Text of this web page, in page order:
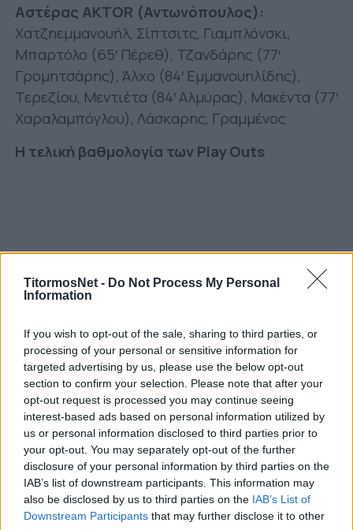
TitormosNet - Do Not Process My Personal
Information
If you wish to opt-out of the sale, sharing to third parties, or
processing of your personal or sensitive information for
targeted advertising by us, please use the below opt-out
section to confirm your selection. Please note that after your
opt-out request is processed you may continue seeing
interest-based ads based on personal information utilized by
us or personal information disclosed to third parties prior to
your opt-out. You may separately opt-out of the further
disclosure of your personal information by third parties on the
IAB’s list of downstream participants. This information may
also be disclosed by us to third parties on the IAB’s List of
Downstream Participants that may further disclose it to other
Αστέρας AKTOR (Αντωνόπουλος):
Χατζηεμμανουήλ, Σίπτσιτς, Γιαμπλόνσκι,
Μπαρτόλο (65′ Πέρεθ), Τζανδάρης (77′
Γρομητσάρης), Άλχο (84′ Εμμανουηλίδης),
Τερεζίου, Μεντιέτα (84′ Αλμύρας), Μακέντα (77′
Χαραλαμπόγλου), Λάσκαρης, Γραμμένος
Η τελική βαθμολογία των Play Outs